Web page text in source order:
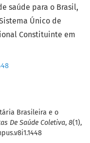
Brasileira e o
De Saúde Coletiva, 8(1),
saúde para o Brasil,
Único de
Constituinte em